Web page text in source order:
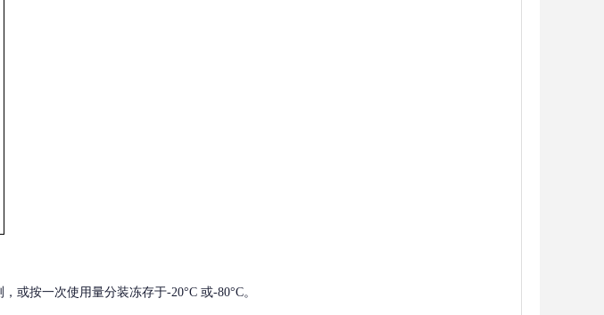
或按一次使用量分装冻存于-20°C 或-80°C。